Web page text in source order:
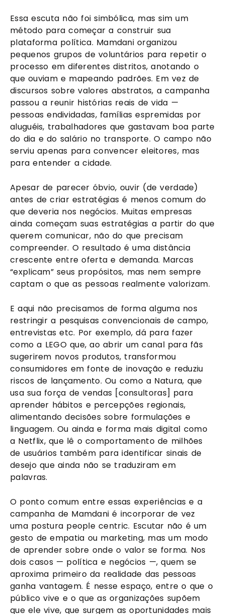
Essa escuta não foi simbólica, mas sim um
método para começar a construir sua
plataforma política. Mamdani organizou
pequenos grupos de voluntários para repetir o
processo em diferentes distritos, anotando o
que ouviam e mapeando padrões. Em vez de
discursos sobre valores abstratos, a campanha
passou a reunir histórias reais de vida —
pessoas endividadas, famílias espremidas por
aluguéis, trabalhadores que gastavam boa parte
do dia e do salário no transporte. O campo não
serviu apenas para convencer eleitores, mas
para entender a cidade.
Apesar de parecer óbvio, ouvir (de verdade)
antes de criar estratégias é menos comum do
que deveria nos negócios. Muitas empresas
ainda começam suas estratégias a partir do que
querem comunicar, não do que precisam
compreender. O resultado é uma distância
crescente entre oferta e demanda. Marcas
“explicam” seus propósitos, mas nem sempre
captam o que as pessoas realmente valorizam.
E aqui não precisamos de forma alguma nos
restringir a pesquisas convencionais de campo,
entrevistas etc. Por exemplo, dá para fazer
como a LEGO que, ao abrir um canal para fãs
sugerirem novos produtos, transformou
consumidores em fonte de inovação e reduziu
riscos de lançamento. Ou como a Natura, que
usa sua força de vendas [consultoras] para
aprender hábitos e percepções regionais,
alimentando decisões sobre formulações e
linguagem. Ou ainda e forma mais digital como
a Netflix, que lê o comportamento de milhões
de usuários também para identificar sinais de
desejo que ainda não se traduziram em
palavras.
O ponto comum entre essas experiências e a
campanha de Mamdani é incorporar de vez
uma postura people centric. Escutar não é um
gesto de empatia ou marketing, mas um modo
de aprender sobre onde o valor se forma. Nos
dois casos — política e negócios —, quem se
aproxima primeiro da realidade das pessoas
ganha vantagem. É nesse espaço, entre o que o
público vive e o que as organizações supõem
que ele vive, que surgem as oportunidades mais